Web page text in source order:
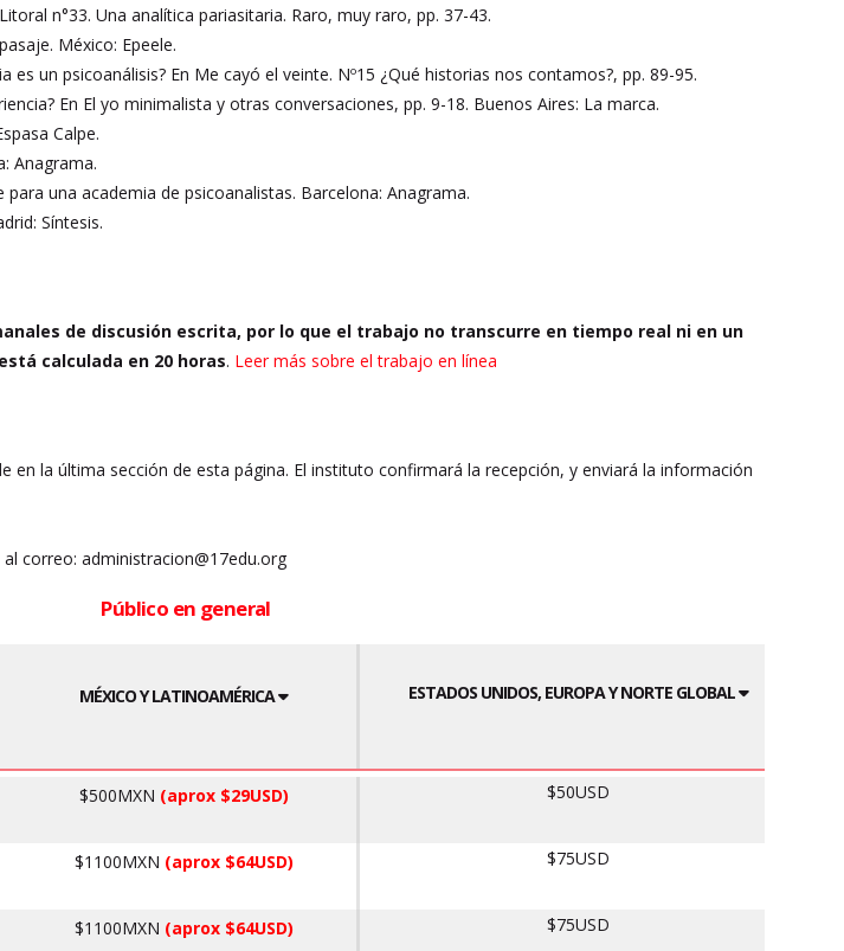
n°33. Una analítica pariasitaria. Raro, muy raro, pp. 37-43.
México: Epeele.
es un psicoanálisis? En Me cayó el veinte. Nº15 ¿Qué historias nos contamos?, pp. 89-95.
En El yo minimalista y otras conversaciones, pp. 9-18. Buenos Aires: La marca.
Calpe.
Anagrama.
una academia de psicoanalistas. Barcelona: Anagrama.
Síntesis.
de discusión escrita, por lo que el trabajo no transcurre en tiempo real ni en un
calculada en 20 horas. Leer más sobre el trabajo en línea
en la última sección de esta página. El instituto confirmará la recepción, y enviará la información
correo: administracion@17edu.org
Público en general
MÉXICO Y LATINOAMÉRICA ESTADOS UNIDOS, EUROPA Y NORTE GLOBAL
$500MXN (aprox $29USD) $50USD
$1100MXN (aprox $64USD) $75USD
$1100MXN (aprox $64USD) $75USD